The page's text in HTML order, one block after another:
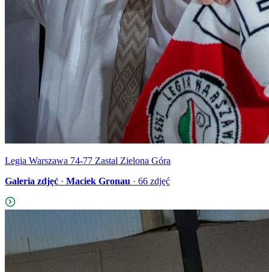
Legia Warszawa 74-77 Zastal Zielona Góra
Galeria zdjęć · Maciek Gronau · 66 zdjęć